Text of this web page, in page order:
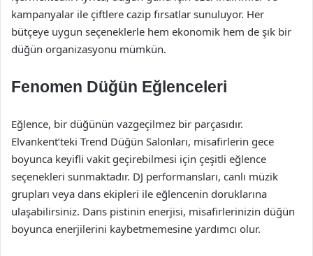
kampanyalar ile çiftlere cazip fırsatlar sunuluyor. Her
bütçeye uygun seçeneklerle hem ekonomik hem de şık bir
düğün organizasyonu mümkün.
Fenomen Düğün Eğlenceleri
Eğlence, bir düğünün vazgeçilmez bir parçasıdır.
Elvankent’teki Trend Düğün Salonları, misafirlerin gece
boyunca keyifli vakit geçirebilmesi için çeşitli eğlence
seçenekleri sunmaktadır. DJ performansları, canlı müzik
grupları veya dans ekipleri ile eğlencenin doruklarına
ulaşabilirsiniz. Dans pistinin enerjisi, misafirlerinizin düğün
boyunca enerjilerini kaybetmemesine yardımcı olur.